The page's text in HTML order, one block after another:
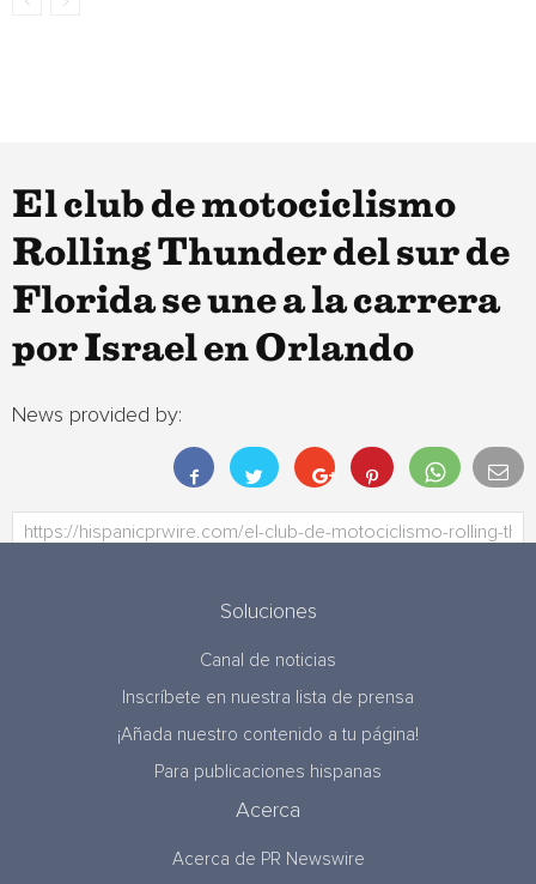
El club de motociclismo
Rolling Thunder del sur de
Florida se une a la carrera
por Israel en Orlando
News provided by:
Soluciones
Canal de noticias
Inscríbete en nuestra lista de prensa
¡Añada nuestro contenido a tu página!
Para publicaciones hispanas
Acerca
Acerca de PR Newswire